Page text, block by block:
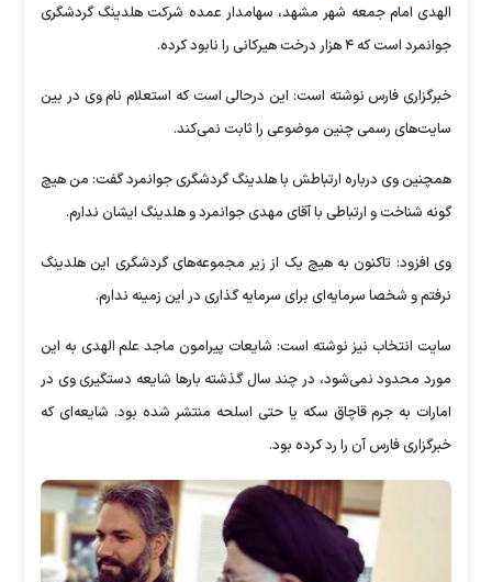
الهدی امام جمعه شهر مشهد، سهامدار عمده شرکت هلدینگ گردشگری
جوانمرد است که ۴ هزار درخت هیرکانی را نابود کرده.
خبرگزاری فارس نوشته است: این درحالی است که استعلام نام وی در بین
سایت‌های رسمی چنین موضوعی را ثابت نمی‌کند.
همچنین وی درباره ارتباطش با هلدینگ گردشگری جوانمرد گفت: من هیچ
گونه شناخت و ارتباطی با آقای مهدی جوانمرد و هلدینگ ایشان ندارم.
وی افزود: تاکنون به هیچ یک از زیر مجموعه‌های گردشگری این هلدینگ
نرفتم و شخصا سرمایه‌ای برای سرمایه گذاری در این زمینه ندارم.
سایت انتخاب نیز نوشته است: شایعات پیرامون ماجد علم الهدی به این
مورد محدود نمی‌شود، در چند سال گذشته بار‌ها شایعه دستگیری وی در
امارات به جرم قاچاق سکه یا حتی اسلحه منتشر شده بود. شایعه‌ای که
خبرگزاری فارس آن را رد کرده بود.